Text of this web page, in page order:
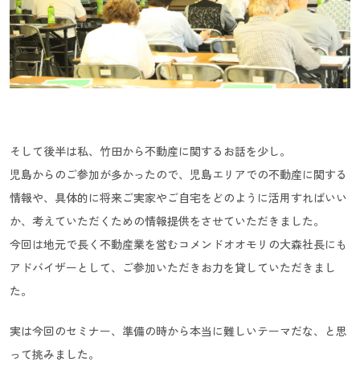
そして後半は私、竹田から不動産に関するお話を少し。
児島からのご参加が多かったので、児島エリアでの不動産に関する
情報や、具体的に将来ご実家やご自宅をどのように活用すればいい
か、考えていただくための情報提供をさせていただきました。
今回は地元で長く不動産業を営むコメンドオオモリの大森社長にも
アドバイザーとして、ご参加いただきお力を貸していただきまし
た。
実は今回のセミナー、準備の時から本当に難しいテーマだな、と思
って挑みました。